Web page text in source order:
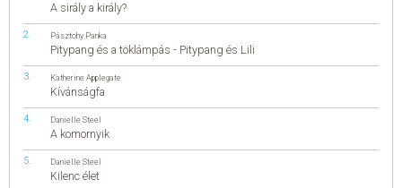
A sirály a király?
Pásztohy Panka
Pitypang és a töklámpás - Pitypang és Lili
Katherine Applegate
Kívánságfa
Danielle Steel
A komornyik
Danielle Steel
Kilenc élet